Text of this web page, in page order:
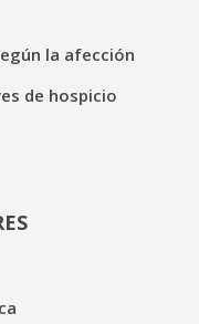
la afección
de hospicio